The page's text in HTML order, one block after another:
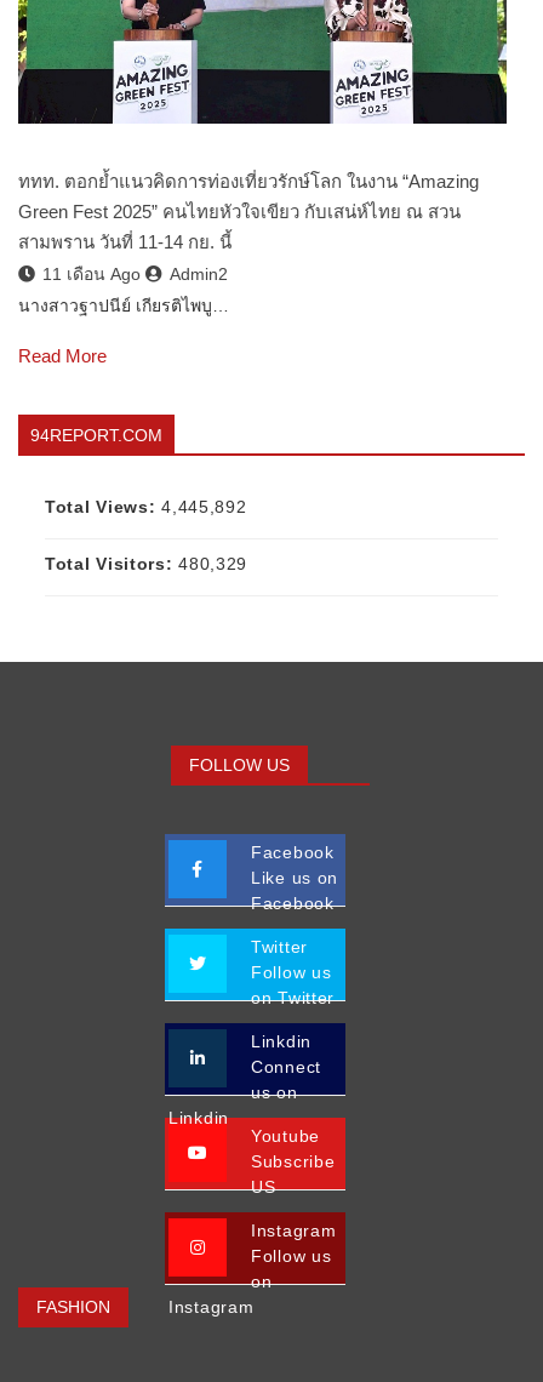
ททท. ตอกย้ำแนวคิดการท่องเที่ยวรักษ์โลก ในงาน “Amazing
Green Fest 2025” คนไทยหัวใจเขียว กับเสน่ห์ไทย ณ สวน
สามพราน วันที่ 11-14 กย. นี้
11 เดือน Ago
Admin2
นางสาวฐาปนีย์ เกียรติไพบู…
Read More
94REPORT.COM
Total Views:4,445,892
Total Visitors:480,329
FASHION
FOLLOW US
Facebook
Like us on
Facebook
Twitter
Follow us
on Twitter
Linkdin
Connect
us on
Linkdin
Youtube
Subscribe
US
Instagram
Follow us
on
Instagram